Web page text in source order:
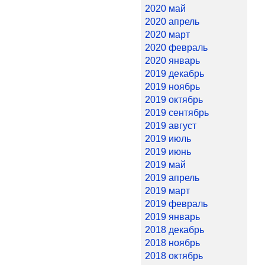
2020 май
2020 апрель
2020 март
2020 февраль
2020 январь
2019 декабрь
2019 ноябрь
2019 октябрь
2019 сентябрь
2019 август
2019 июль
2019 июнь
2019 май
2019 апрель
2019 март
2019 февраль
2019 январь
2018 декабрь
2018 ноябрь
2018 октябрь